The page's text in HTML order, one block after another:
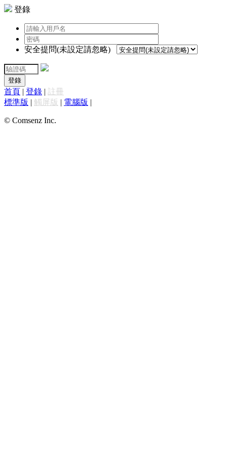
登錄
安全提問(未設定請忽略)
登錄
首頁 | 登錄 | 註冊
標準版 | 觸屏版 | 電腦版 |
© Comsenz Inc.